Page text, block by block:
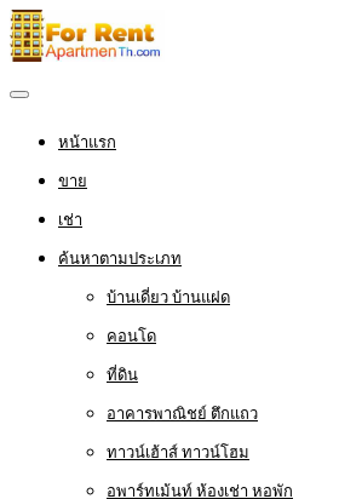
หน้าแรก
ขาย
เช่า
ค้นหาตามประเภท
บ้านเดี่ยว บ้านแฝด
คอนโด
ที่ดิน
อาคารพาณิชย์ ตึกแถว
ทาวน์เฮ้าส์ ทาวน์โฮม
อพาร์ทเม้นท์ ห้องเช่า หอพัก